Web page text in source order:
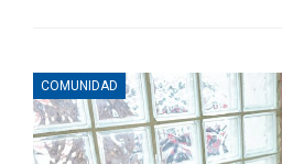
COMUNIDAD